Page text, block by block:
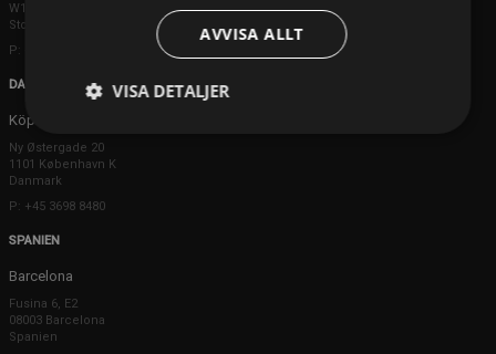
W1K 5DS London
Storbritannien
P: +44 203 608 8181
DANMARK
Köpenhamn
Ny Østergade 20
1101 København K
Danmark
P: +45 3698 8480
SPANIEN
Barcelona
Fusina 6, E2
08003 Barcelona
Spanien
AVVISA ALLT
VISA DETALJER